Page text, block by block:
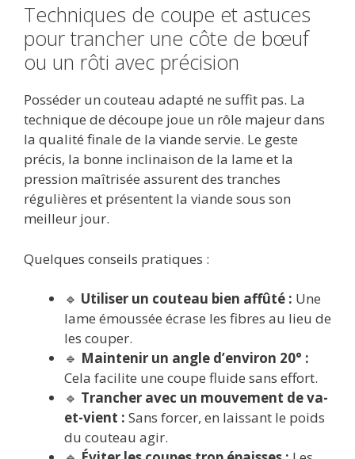
Techniques de coupe et astuces
pour trancher une côte de bœuf
ou un rôti avec précision
Posséder un couteau adapté ne suffit pas. La
technique de découpe joue un rôle majeur dans
la qualité finale de la viande servie. Le geste
précis, la bonne inclinaison de la lame et la
pression maîtrisée assurent des tranches
régulières et présentent la viande sous son
meilleur jour.
Quelques conseils pratiques :
🔹 Utiliser un couteau bien affûté : Une
lame émoussée écrase les fibres au lieu de
les couper.
🔹 Maintenir un angle d’environ 20° :
Cela facilite une coupe fluide sans effort.
🔹 Trancher avec un mouvement de va-
et-vient : Sans forcer, en laissant le poids
du couteau agir.